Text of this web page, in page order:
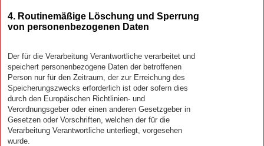
4. Routinemäßige Löschung und Sperrung
von personenbezogenen Daten
Der für die Verarbeitung Verantwortliche verarbeitet und
speichert personenbezogene Daten der betroffenen
Person nur für den Zeitraum, der zur Erreichung des
Speicherungszwecks erforderlich ist oder sofern dies
durch den Europäischen Richtlinien- und
Verordnungsgeber oder einen anderen Gesetzgeber in
Gesetzen oder Vorschriften, welchen der für die
Verarbeitung Verantwortliche unterliegt, vorgesehen
wurde.